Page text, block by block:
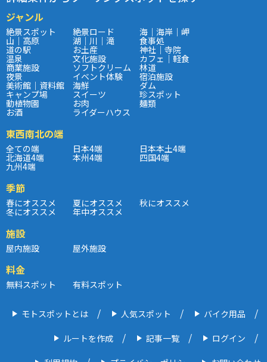
ジャンル
絶景スポット 絶景ロード 海｜海岸｜岬
山｜高原 湖｜川｜滝 食事処
道の駅 お土産 神社｜寺院
温泉 文化施設 カフェ｜軽食
商業施設 ソフトクリーム 林道
夜景 イベント体験 宿泊施設
美術館｜資料館 海鮮 ダム
キャンプ場 スイーツ 珍スポット
動植物園 お肉 麺類
お酒 ライダーハウス
東西南北の端
全ての端 日本4端 日本本土4端
北海道4端 本州4端 四国4端
九州4端
季節
春にオススメ 夏にオススメ 秋にオススメ
冬にオススメ 年中オススメ
施設
屋内施設 屋外施設
料金
無料スポット 有料スポット
モトスポットとは 人気スポット バイク用品
ルートを作成 記事一覧 ログイン